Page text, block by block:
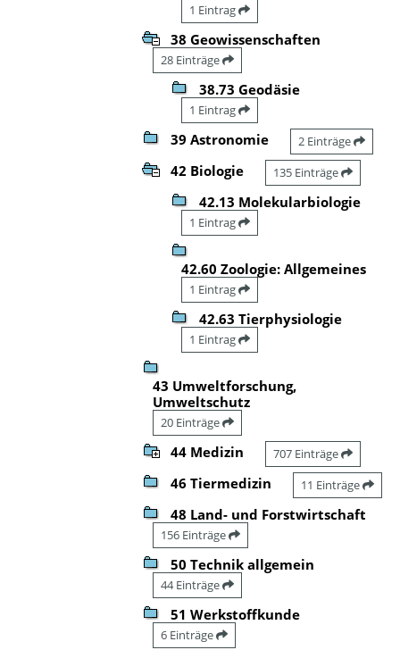
1 Eintrag
38 Geowissenschaften
28 Einträge
38.73 Geodäsie
1 Eintrag
39 Astronomie 2 Einträge
42 Biologie 135 Einträge
42.13 Molekularbiologie
1 Eintrag
42.60 Zoologie: Allgemeines
1 Eintrag
42.63 Tierphysiologie
1 Eintrag
43 Umweltforschung,
Umweltschutz
20 Einträge
44 Medizin 707 Einträge
46 Tiermedizin 11 Einträge
48 Land- und Forstwirtschaft
156 Einträge
50 Technik allgemein
44 Einträge
51 Werkstoffkunde
6 Einträge